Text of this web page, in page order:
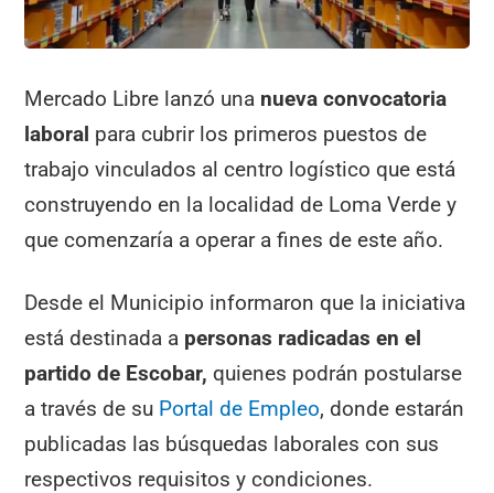
Mercado Libre lanzó una nueva convocatoria
laboral para cubrir los primeros puestos de
trabajo vinculados al centro logístico que está
construyendo en la localidad de Loma Verde y
que comenzaría a operar a fines de este año.
Desde el Municipio informaron que la iniciativa
está destinada a personas radicadas en el
partido de Escobar, quienes podrán postularse
a través de su Portal de Empleo, donde estarán
publicadas las búsquedas laborales con sus
respectivos requisitos y condiciones.